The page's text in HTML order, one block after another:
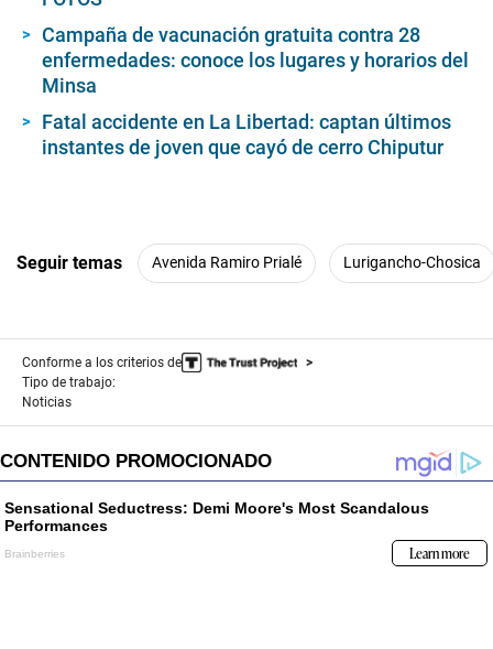
Campaña de vacunación gratuita contra 28
enfermedades: conoce los lugares y horarios del
Minsa
Fatal accidente en La Libertad: captan últimos
instantes de joven que cayó de cerro Chiputur
Seguir temas Avenida Ramiro Prialé Lurigancho-Chosica
Conforme a los criterios de
Tipo de trabajo:
Noticias